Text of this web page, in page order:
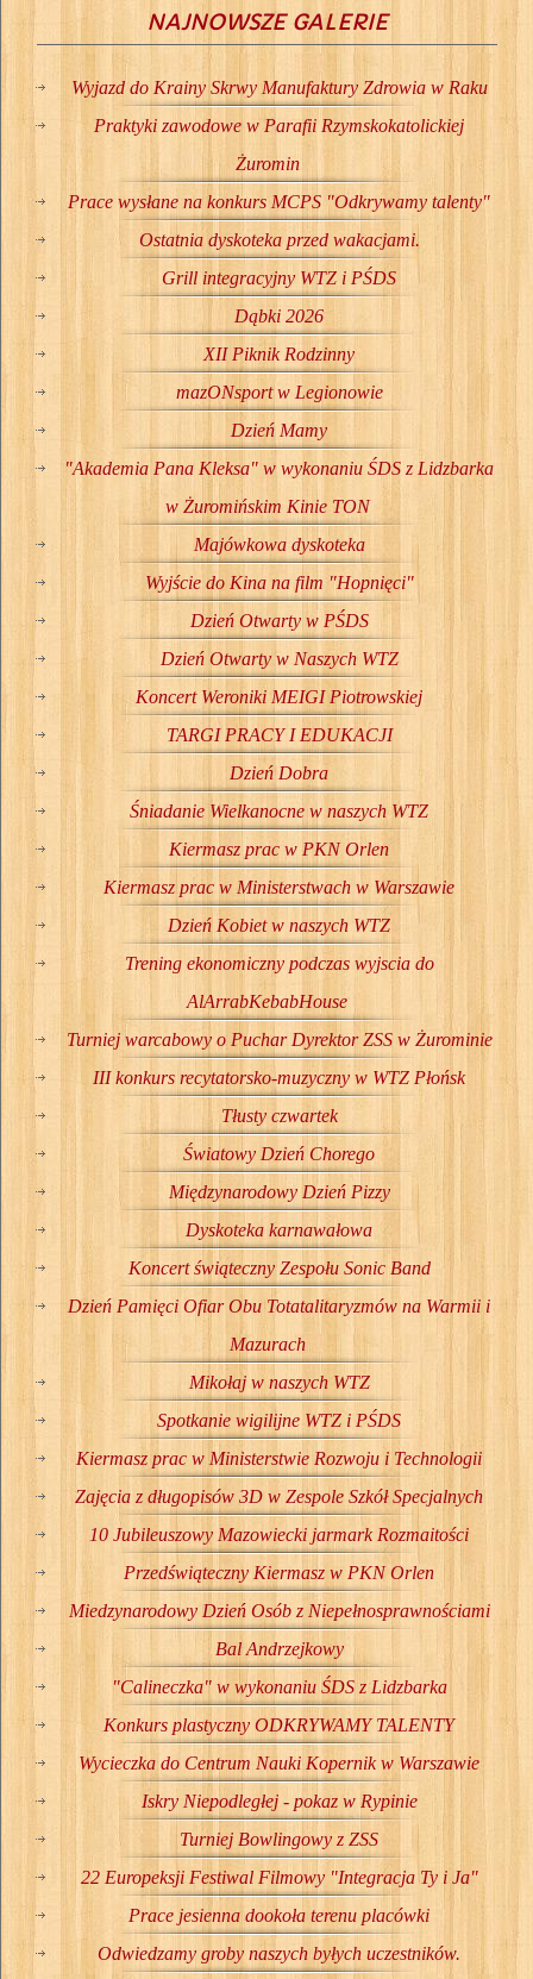
NAJNOWSZE GALERIE
Wyjazd do Krainy Skrwy Manufaktury Zdrowia w Raku
Praktyki zawodowe w Parafii Rzymskokatolickiej
Żuromin
Prace wysłane na konkurs MCPS "Odkrywamy talenty"
Ostatnia dyskoteka przed wakacjami.
Grill integracyjny WTZ i PŚDS
Dąbki 2026
XII Piknik Rodzinny
mazONsport w Legionowie
Dzień Mamy
"Akademia Pana Kleksa" w wykonaniu ŚDS z Lidzbarka
w Żuromińskim Kinie TON
Majówkowa dyskoteka
Wyjście do Kina na film "Hopnięci"
Dzień Otwarty w PŚDS
Dzień Otwarty w Naszych WTZ
Koncert Weroniki MEIGI Piotrowskiej
TARGI PRACY I EDUKACJI
Dzień Dobra
Śniadanie Wielkanocne w naszych WTZ
Kiermasz prac w PKN Orlen
Kiermasz prac w Ministerstwach w Warszawie
Dzień Kobiet w naszych WTZ
Trening ekonomiczny podczas wyjscia do
AlArrabKebabHouse
Turniej warcabowy o Puchar Dyrektor ZSS w Żurominie
III konkurs recytatorsko-muzyczny w WTZ Płońsk
Tłusty czwartek
Światowy Dzień Chorego
Międzynarodowy Dzień Pizzy
Dyskoteka karnawałowa
Koncert świąteczny Zespołu Sonic Band
Dzień Pamięci Ofiar Obu Totatalitaryzmów na Warmii i
Mazurach
Mikołaj w naszych WTZ
Spotkanie wigilijne WTZ i PŚDS
Kiermasz prac w Ministerstwie Rozwoju i Technologii
Zajęcia z długopisów 3D w Zespole Szkół Specjalnych
10 Jubileuszowy Mazowiecki jarmark Rozmaitości
Przedświąteczny Kiermasz w PKN Orlen
Miedzynarodowy Dzień Osób z Niepełnosprawnościami
Bal Andrzejkowy
"Calineczka" w wykonaniu ŚDS z Lidzbarka
Konkurs plastyczny ODKRYWAMY TALENTY
Wycieczka do Centrum Nauki Kopernik w Warszawie
Iskry Niepodległej - pokaz w Rypinie
Turniej Bowlingowy z ZSS
22 Europeksji Festiwal Filmowy "Integracja Ty i Ja"
Prace jesienna dookoła terenu placówki
Odwiedzamy groby naszych byłych uczestników.